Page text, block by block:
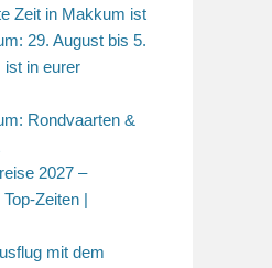
Zeit in Makkum ist
29. August bis 5.
ist in eurer
Rondvaarten &
2027 –
Zeiten |
mit dem